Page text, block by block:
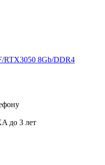
RTX3050 8Gb/DDR4
до 3 лет